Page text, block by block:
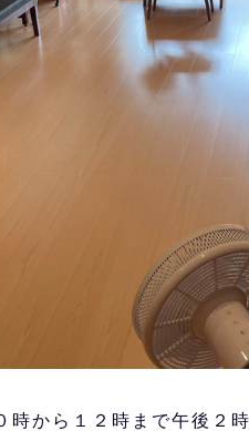
時から１２時まで午後２